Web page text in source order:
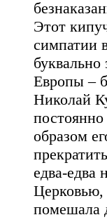
Этот
симпатии
Европы –
Николай
образом
едва-едва
Церковью,
помешала